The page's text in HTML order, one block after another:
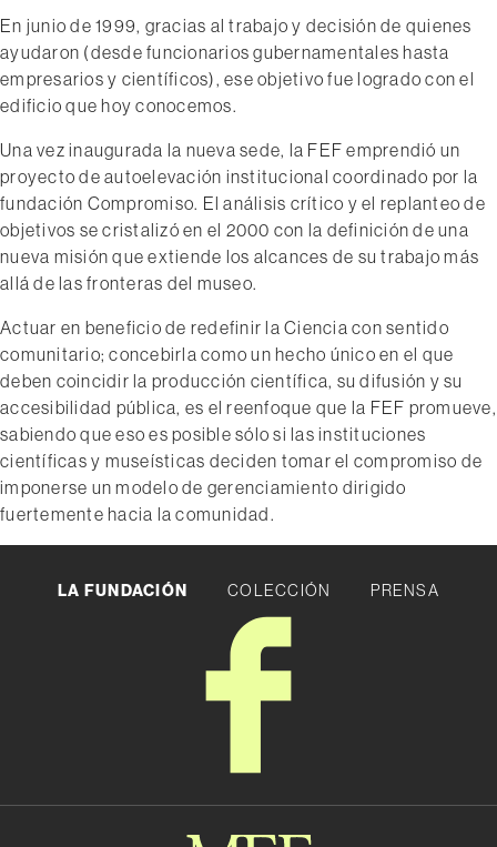
En junio de 1999, gracias al trabajo y decisión de quienes
ayudaron (desde funcionarios gubernamentales hasta
empresarios y científicos), ese objetivo fue logrado con el
edificio que hoy conocemos.
Una vez inaugurada la nueva sede, la FEF emprendió un
proyecto de autoelevación institucional coordinado por la
fundación Compromiso. El análisis crítico y el replanteo de
objetivos se cristalizó en el 2000 con la definición de una
nueva misión que extiende los alcances de su trabajo más
allá de las fronteras del museo.
Actuar en beneficio de redefinir la Ciencia con sentido
comunitario; concebirla como un hecho único en el que
deben coincidir la producción científica, su difusión y su
accesibilidad pública, es el reenfoque que la FEF promueve,
sabiendo que eso es posible sólo si las instituciones
científicas y museísticas deciden tomar el compromiso de
imponerse un modelo de gerenciamiento dirigido
fuertemente hacia la comunidad.
LA FUNDACIÓN COLECCIÓN PRENSA